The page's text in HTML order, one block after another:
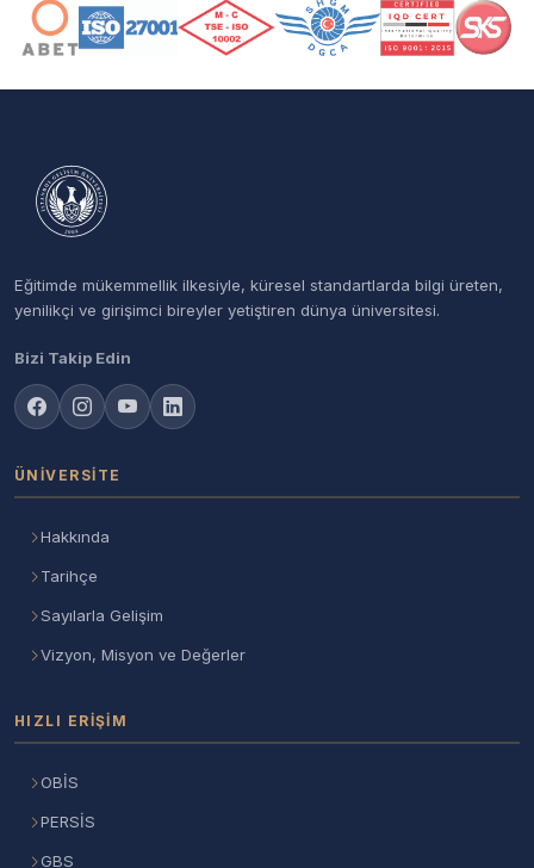
Eğitimde mükemmellik ilkesiyle, küresel standartlarda bilgi üreten,
yenilikçi ve girişimci bireyler yetiştiren dünya üniversitesi.
Bizi Takip Edin
ÜNIVERSITE
Hakkında
Tarihçe
Sayılarla Gelişim
Vizyon, Misyon ve Değerler
HIZLI ERIŞIM
OBİS
PERSİS
GBS